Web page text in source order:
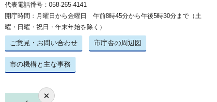
代表電話番号：058-265-4141
開庁時間：月曜日から金曜日 午前8時45分から午後5時30分まで（土
曜・日曜・祝日・年末年始を除く）
ご意見・お問い合わせ 市庁舎の周辺図
市の機構と主な事務